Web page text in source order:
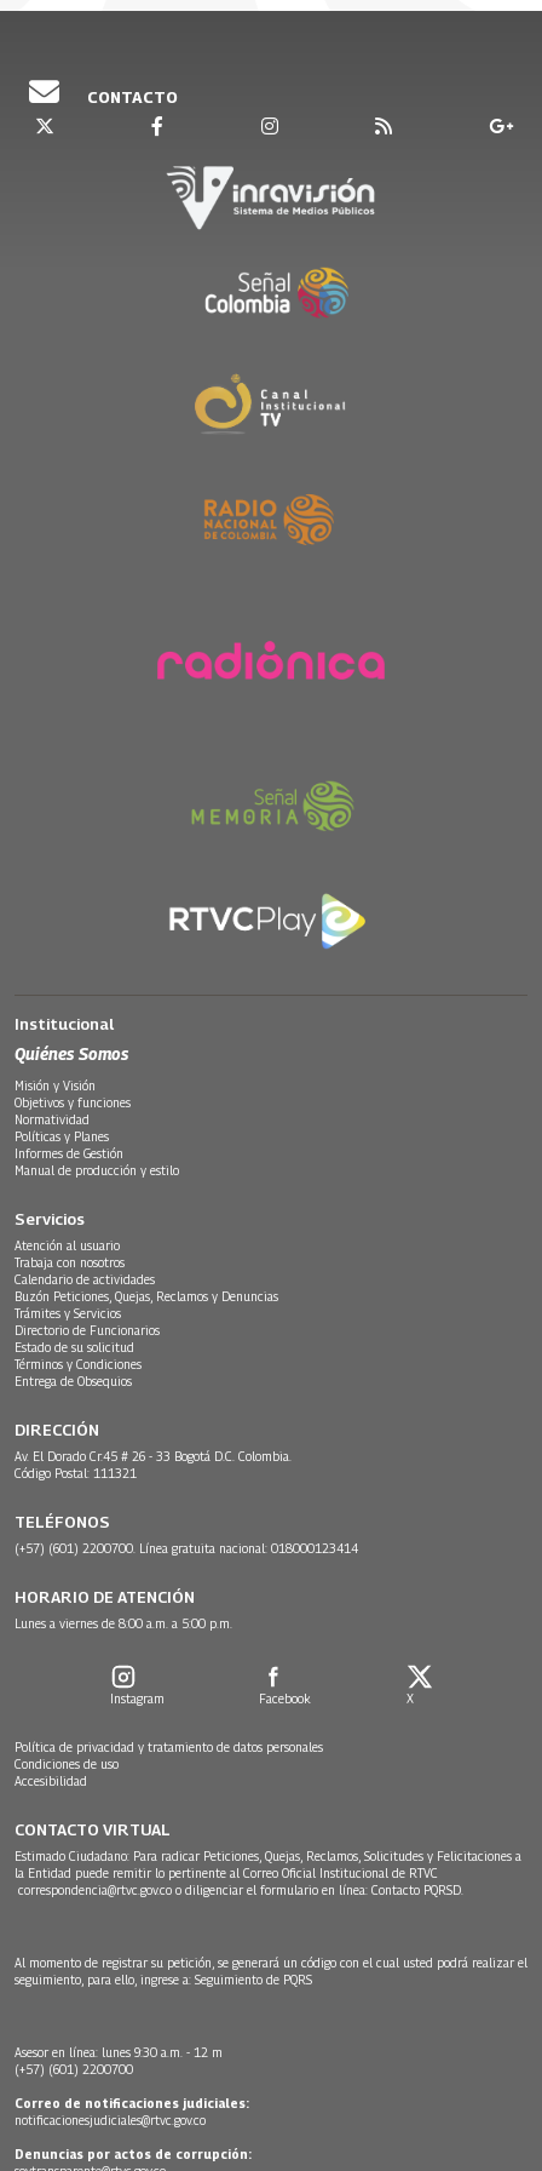
palabras,Sara No Sonarás es un palíndromo,
Acompaña a Alejandra Restrepo a conocer a
esta artista que
trae su baúl de canciones
escondidas, llenas de honestidad y
para compartirlas con el mundo
CONTACTO
Institucional
Quiénes Somos
Misión y Visión
Objetivos y funciones
Normatividad
Políticas y Planes
Informes de Gestión
Manual de producción y estilo
Servicios
Atención al usuario
Trabaja con nosotros
Calendario de actividades
Buzón Peticiones, Quejas, Reclamos y Denuncias
Trámites y Servicios
Directorio de Funcionarios
Estado de su solicitud
Términos y Condiciones
Entrega de Obsequios
DIRECCIÓN
Av. El Dorado Cr.45 # 26 - 33 Bogotá D.C. Colombia.
Código Postal: 111321
TELÉFONOS
(+57) (601) 2200700. Línea gratuita nacional: 018000123414
HORARIO DE ATENCIÓN
Lunes a viernes de 8:00 a.m. a 5:00 p.m.
Instagram Facebook X
Política de privacidad y tratamiento de datos personales
Condiciones de uso
Accesibilidad
CONTACTO VIRTUAL
Estimado Ciudadano: Para radicar Peticiones, Quejas, Reclamos, Solicitudes y Felicitaciones a
la Entidad puede remitir lo pertinente al Correo Oficial Institucional de RTVC
correspondencia@rtvc.gov.co o diligenciar el formulario en línea: Contacto PQRSD.
Al momento de registrar su petición, se generará un código con el cual usted podrá realizar el
seguimiento, para ello, ingrese a: Seguimiento de PQRS
Asesor en línea: lunes 9:30 a.m. - 12 m
(+57) (601) 2200700
Correo de notificaciones judiciales:
notificacionesjudiciales@rtvc.gov.co
Denuncias por actos de corrupción: